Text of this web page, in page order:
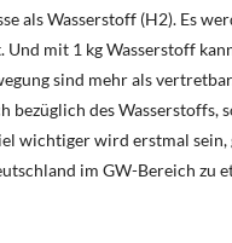
als Wasserstoff (H2). Es
mit 1 kg Wasserstoff
sind mehr als
des Wasserstoffs,
wichtiger wird erstmal
im GW-Bereich zu